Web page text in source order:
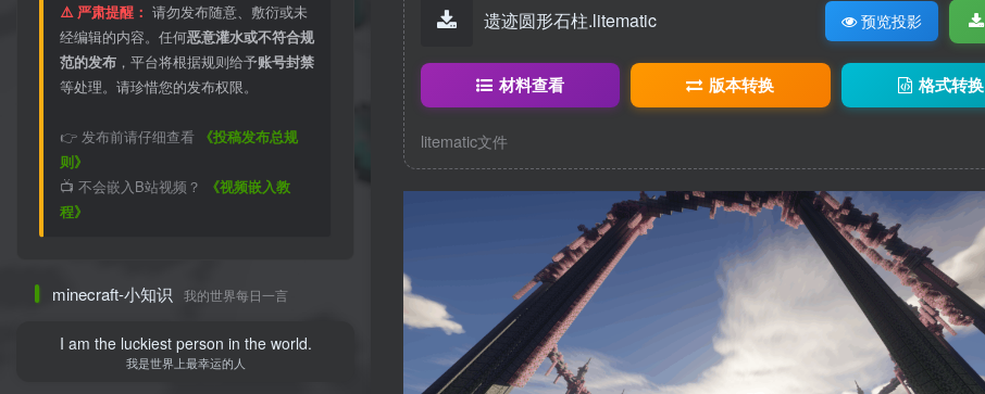
⚠️ 严肃提醒： 请勿发布随意、敷衍或未
经编辑的内容。任何恶意灌水或不符合规
范的发布 ，平台将根据规则给予账号封禁
等处理。请珍惜您的发布权限。
👉 发布前请仔细查看 《投稿发布总规
则》
📺 不会嵌入B站视频？
《视频嵌入教
程》
minecraft-小知识 我的世界每日一言
I am the luckiest person in the world.
我是世界上最幸运的人
遗迹圆形石柱.litematic 预览投影
材料查看 版本转换 格式转换
litematic文件